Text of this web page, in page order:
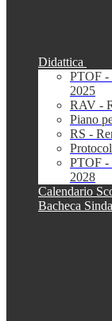
Didattica
PTOF -
2025
RAV -
Piano
RS -
PTOF -
2028
Calendario
Bacheca